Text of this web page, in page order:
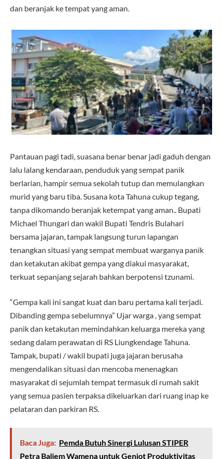
dan beranjak ke tempat yang aman.
Pantauan pagi tadi, suasana benar benar jadi gaduh dengan
lalu lalang kendaraan, penduduk yang sempat panik
berlarian, hampir semua sekolah tutup dan memulangkan
murid yang baru tiba. Susana kota Tahuna cukup tegang,
tanpa dikomando beranjak ketempat yang aman.. Bupati
Michael Thungari dan wakil Bupati Tendris Bulahari
bersama jajaran, tampak langsung turun lapangan
tenangkan situasi yang sempat membuat warganya panik
dan ketakutan akibat gempa yang diakui masyarakat,
terkuat sepanjang sejarah bahkan berpotensi tzunami.
“Gempa kali ini sangat kuat dan baru pertama kali terjadi.
Dibanding gempa sebelumnya” Ujar warga , yang sempat
panik dan ketakutan memindahkan keluarga mereka yang
sedang dalam perawatan di RS Liungkendage Tahuna.
Tampak, bupati / wakil bupati juga jajaran berusaha
mengendalikan situasi dan mencoba menenagkan
masyarakat di sejumlah tempat termasuk di rumah sakit
yang semua pasien terpaksa dikeluarkan dari ruang inap ke
pelataran dan parkiran RS.
Baca Juga: Pemda Butuh Sinergi Lulusan STIPER
Petra Baliem Wamena untuk Genjot Produktivitas